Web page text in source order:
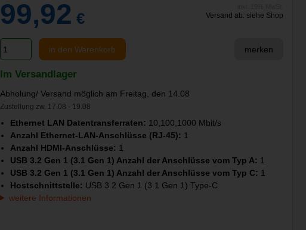
99,92 € Versand ab: siehe Shop
in den Warenkorb merken
Im Versandlager
Abholung/ Versand möglich am Freitag, den 14.08
Zustellung zw. 17.08 - 19.08
Ethernet LAN Datentransferraten: 10,100,1000 Mbit/s
Anzahl Ethernet-LAN-Anschlüsse (RJ-45): 1
Anzahl HDMI-Anschlüsse: 1
USB 3.2 Gen 1 (3.1 Gen 1) Anzahl der Anschlüsse vom Typ A: 1
USB 3.2 Gen 1 (3.1 Gen 1) Anzahl der Anschlüsse vom Typ C: 1
Hostschnittstelle: USB 3.2 Gen 1 (3.1 Gen 1) Type-C
weitere Informationen